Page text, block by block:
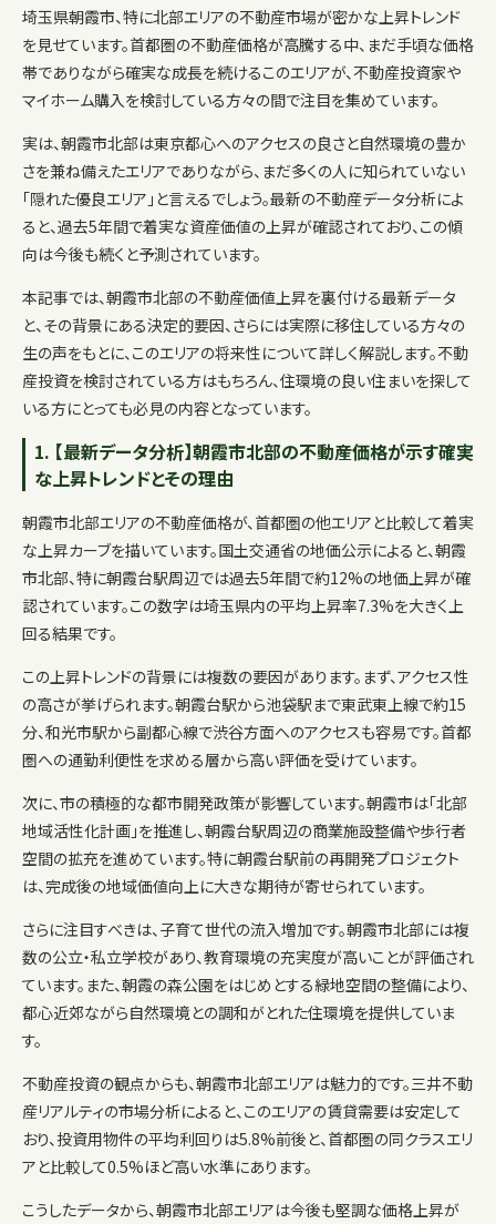
埼玉県朝霞市、特に北部エリアの不動産市場が密かな上昇トレンド
を見せています。首都圏の不動産価格が高騰する中、まだ手頃な価格
帯でありながら確実な成長を続けるこのエリアが、不動産投資家や
マイホーム購入を検討している方々の間で注目を集めています。
実は、朝霞市北部は東京都心へのアクセスの良さと自然環境の豊か
さを兼ね備えたエリアでありながら、まだ多くの人に知られていない
「隠れた優良エリア」と言えるでしょう。最新の不動産データ分析によ
ると、過去5年間で着実な資産価値の上昇が確認されており、この傾
向は今後も続くと予測されています。
本記事では、朝霞市北部の不動産価値上昇を裏付ける最新データ
と、その背景にある決定的要因、さらには実際に移住している方々の
生の声をもとに、このエリアの将来性について詳しく解説します。不動
産投資を検討されている方はもちろん、住環境の良い住まいを探して
いる方にとっても必見の内容となっています。
1. 【最新データ分析】朝霞市北部の不動産価格が示す確実
な上昇トレンドとその理由
朝霞市北部エリアの不動産価格が、首都圏の他エリアと比較して着実
な上昇カーブを描いています。国土交通省の地価公示によると、朝霞
市北部、特に朝霞台駅周辺では過去5年間で約12%の地価上昇が確
認されています。この数字は埼玉県内の平均上昇率7.3%を大きく上
回る結果です。
この上昇トレンドの背景には複数の要因があります。まず、アクセス性
の高さが挙げられます。朝霞台駅から池袋駅まで東武東上線で約15
分、和光市駅から副都心線で渋谷方面へのアクセスも容易です。首都
圏への通勤利便性を求める層から高い評価を受けています。
次に、市の積極的な都市開発政策が影響しています。朝霞市は「北部
地域活性化計画」を推進し、朝霞台駅周辺の商業施設整備や歩行者
空間の拡充を進めています。特に朝霞台駅前の再開発プロジェクト
は、完成後の地域価値向上に大きな期待が寄せられています。
さらに注目すべきは、子育て世代の流入増加です。朝霞市北部には複
数の公立・私立学校があり、教育環境の充実度が高いことが評価され
ています。また、朝霞の森公園をはじめとする緑地空間の整備により、
都心近郊ながら自然環境との調和がとれた住環境を提供していま
す。
不動産投資の観点からも、朝霞市北部エリアは魅力的です。三井不動
産リアルティの市場分析によると、このエリアの賃貸需要は安定して
おり、投資用物件の平均利回りは5.8%前後と、首都圏の同クラスエリ
アと比較して0.5%ほど高い水準にあります。
こうしたデータから、朝霞市北部エリアは今後も堅調な価格上昇が